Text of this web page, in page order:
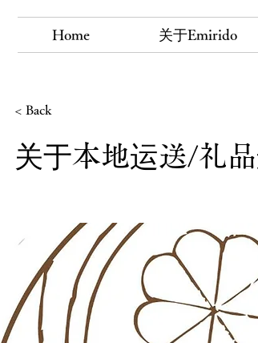
Home 关于Emirido
< Back
关于本地运送/礼